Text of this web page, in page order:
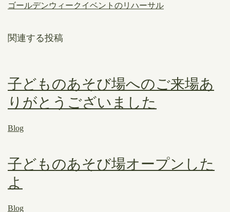
ゴールデンウィークイベントのリハーサル
関連する投稿
子どものあそび場へのご来場あ
りがとうございました
Blog
子どものあそび場オープンした
よ
Blog